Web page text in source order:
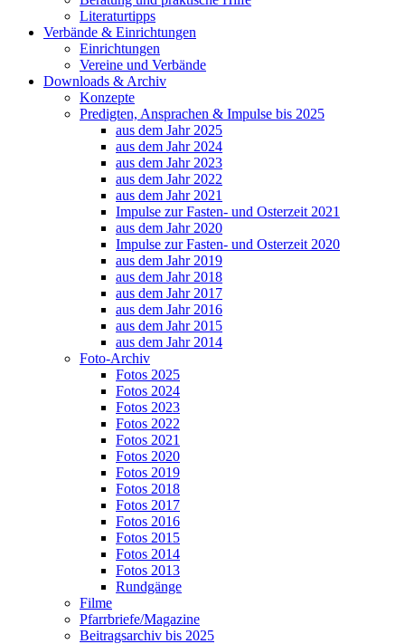
Literaturtipps
Verbände & Einrichtungen
Einrichtungen
Vereine und Verbände
Downloads & Archiv
Konzepte
Predigten, Ansprachen & Impulse bis 2025
aus dem Jahr 2025
aus dem Jahr 2024
aus dem Jahr 2023
aus dem Jahr 2022
aus dem Jahr 2021
Impulse zur Fasten- und Osterzeit 2021
aus dem Jahr 2020
Impulse zur Fasten- und Osterzeit 2020
aus dem Jahr 2019
aus dem Jahr 2018
aus dem Jahr 2017
aus dem Jahr 2016
aus dem Jahr 2015
aus dem Jahr 2014
Foto-Archiv
Fotos 2025
Fotos 2024
Fotos 2023
Fotos 2022
Fotos 2021
Fotos 2020
Fotos 2019
Fotos 2018
Fotos 2017
Fotos 2016
Fotos 2015
Fotos 2014
Fotos 2013
Rundgänge
Filme
Pfarrbriefe/Magazine
Beitragsarchiv bis 2025